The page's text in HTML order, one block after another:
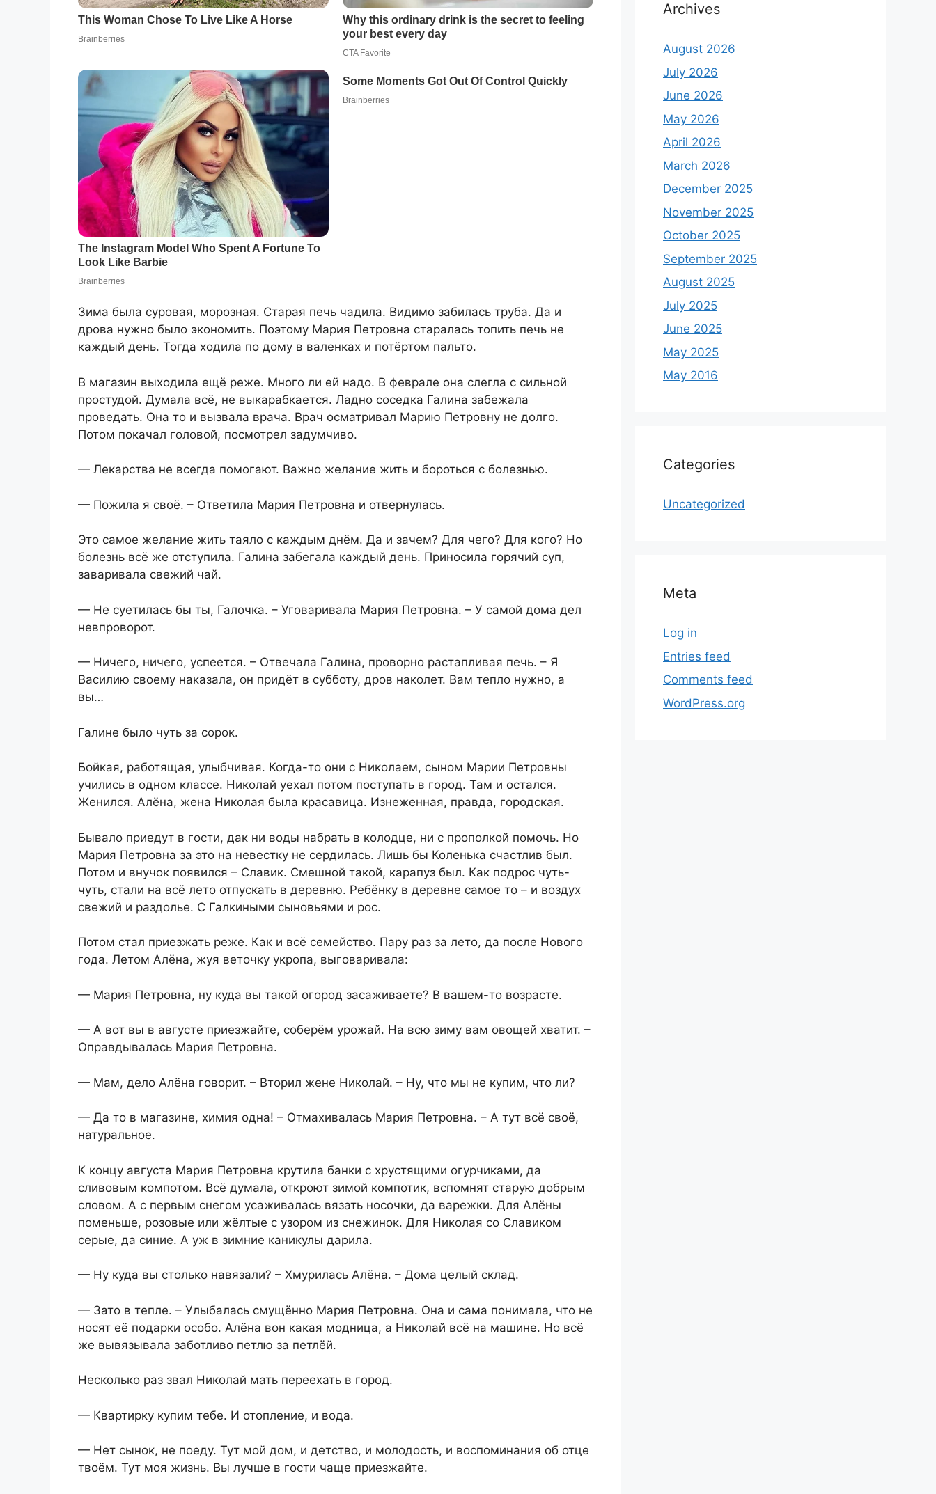
Зима была суровая, морозная. Старая печь чадила. Видимо забилась труба. Да и
дрова нужно было экономить. Поэтому Мария Петровна старалась топить печь не
каждый день. Тогда ходила по дому в валенках и потёртом пальто.
В магазин выходила ещё реже. Много ли ей надо. В феврале она слегла с сильной
простудой. Думала всё, не выкарабкается. Ладно соседка Галина забежала
проведать. Она то и вызвала врача. Врач осматривал Марию Петровну не долго.
Потом покачал головой, посмотрел задумчиво.
— Лекарства не всегда помогают. Важно желание жить и бороться с болезнью.
— Пожила я своё. – Ответила Мария Петровна и отвернулась.
Это самое желание жить таяло с каждым днём. Да и зачем? Для чего? Для кого? Но
болезнь всё же отступила. Галина забегала каждый день. Приносила горячий суп,
заваривала свежий чай.
— Не суетилась бы ты, Галочка. – Уговаривала Мария Петровна. – У самой дома дел
невпроворот.
— Ничего, ничего, успеется. – Отвечала Галина, проворно растапливая печь. – Я
Василию своему наказала, он придёт в субботу, дров наколет. Вам тепло нужно, а
вы…
Галине было чуть за сорок.
Бойкая, работящая, улыбчивая. Когда-то они с Николаем, сыном Марии Петровны
учились в одном классе. Николай уехал потом поступать в город. Там и остался.
Женился. Алёна, жена Николая была красавица. Изнеженная, правда, городская.
Бывало приедут в гости, дак ни воды набрать в колодце, ни с прополкой помочь. Но
Мария Петровна за это на невестку не сердилась. Лишь бы Коленька счастлив был.
Потом и внучок появился – Славик. Смешной такой, карапуз был. Как подрос чуть-
чуть, стали на всё лето отпускать в деревню. Ребёнку в деревне самое то – и воздух
свежий и раздолье. С Галкиными сыновьями и рос.
Потом стал приезжать реже. Как и всё семейство. Пару раз за лето, да после Нового
года. Летом Алёна, жуя веточку укропа, выговаривала:
— Мария Петровна, ну куда вы такой огород засаживаете? В вашем-то возрасте.
— А вот вы в августе приезжайте, соберём урожай. На всю зиму вам овощей хватит. –
Оправдывалась Мария Петровна.
— Мам, дело Алёна говорит. – Вторил жене Николай. – Ну, что мы не купим, что ли?
— Да то в магазине, химия одна! – Отмахивалась Мария Петровна. – А тут всё своё,
натуральное.
К концу августа Мария Петровна крутила банки с хрустящими огурчиками, да
сливовым компотом. Всё думала, откроют зимой компотик, вспомнят старую добрым
словом. А с первым снегом усаживалась вязать носочки, да варежки. Для Алёны
поменьше, розовые или жёлтые с узором из снежинок. Для Николая со Славиком
серые, да синие. А уж в зимние каникулы дарила.
— Ну куда вы столько навязали? – Хмурилась Алёна. – Дома целый склад.
— Зато в тепле. – Улыбалась смущённо Мария Петровна. Она и сама понимала, что не
носят её подарки особо. Алёна вон какая модница, а Николай всё на машине. Но всё
же вывязывала заботливо петлю за петлёй.
Несколько раз звал Николай мать переехать в город.
— Квартирку купим тебе. И отопление, и вода.
— Нет сынок, не поеду. Тут мой дом, и детство, и молодость, и воспоминания об отце
твоём. Тут моя жизнь. Вы лучше в гости чаще приезжайте.
Archives
August 2026
July 2026
June 2026
May 2026
April 2026
March 2026
December 2025
November 2025
October 2025
September 2025
August 2025
July 2025
June 2025
May 2025
May 2016
Categories
Uncategorized
Meta
Log in
Entries feed
Comments feed
WordPress.org